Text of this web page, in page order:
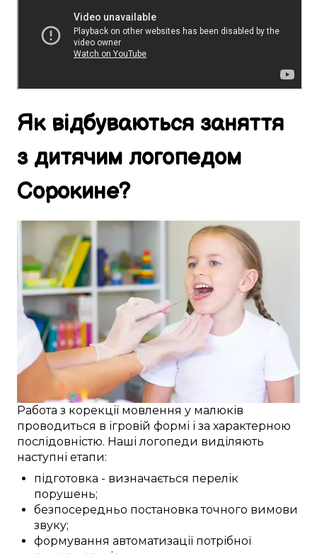
Як відбуваються заняття
з дитячим логопедом
Сорокине?
Работа з корекції мовлення у малюків
проводиться в ігровій формі і за характерною
послідовністю. Наші логопеди виділяють
наступні етапи:
підготовка - визначається перелік
порушень;
безпосередньо постановкаточного вимови
звуку;
формування автоматизації потрібної